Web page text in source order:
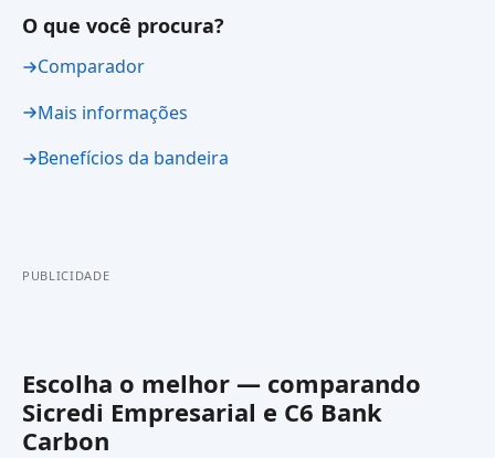
O que você procura?
Comparador
Mais informações
Benefícios da bandeira
PUBLICIDADE
Escolha o melhor — comparando
Sicredi Empresarial e C6 Bank
Carbon